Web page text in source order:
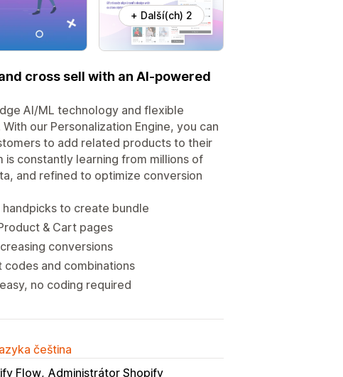
+ Další(ch) 2
cross sell with an AI-powered
AI/ML technology and flexible
our Personalization Engine, you can
to add related products to their
is constantly learning from millions of
and refined to optimize conversion
to create bundle
& Cart pages
conversions
codes and combinations
no coding required
čeština
Flow Administrátor Shopify